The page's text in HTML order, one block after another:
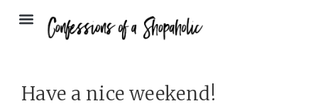
Have a nice weekend!